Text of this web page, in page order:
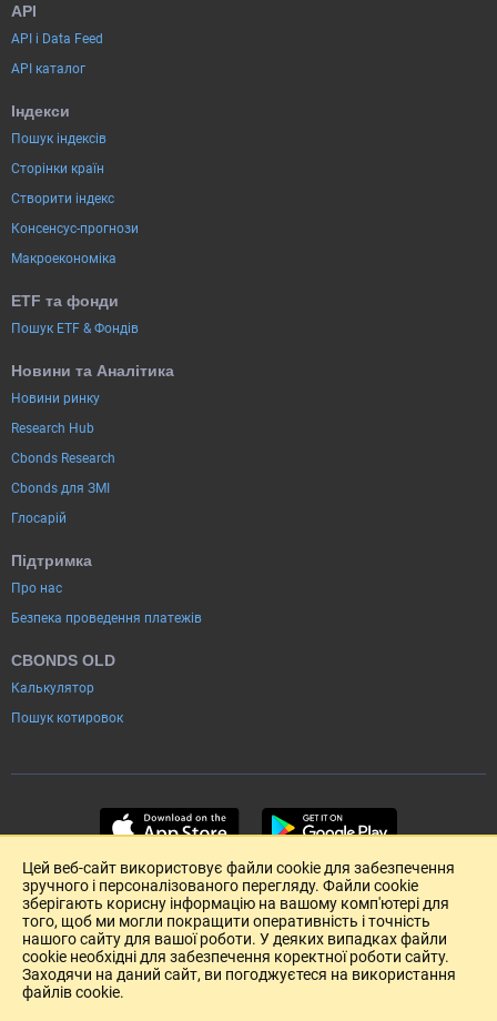
API
API і Data Feed
API каталог
Індекси
Пошук індексів
Сторінки країн
Створити індекс
Консенсус-прогнози
Макроекономіка
ETF та фонди
Пошук ETF & Фондів
Новини та Аналітика
Новини ринку
Research Hub
Cbonds Research
Cbonds для ЗМІ
Глосарій
Підтримка
Про нас
Безпека проведення платежів
CBONDS OLD
Калькулятор
Пошук котировок
Розміщення реклами
Цей веб-сайт використовує файли cookie для забезпечення
зручного і персоналізованого перегляду. Файли cookie
зберігають корисну інформацію на вашому комп'ютері для
того, щоб ми могли покращити оперативність і точність
нашого сайту для вашої роботи. У деяких випадках файли
cookie необхідні для забезпечення коректної роботи сайту.
Заходячи на даний сайт, ви погоджуєтеся на використання
файлів cookie.